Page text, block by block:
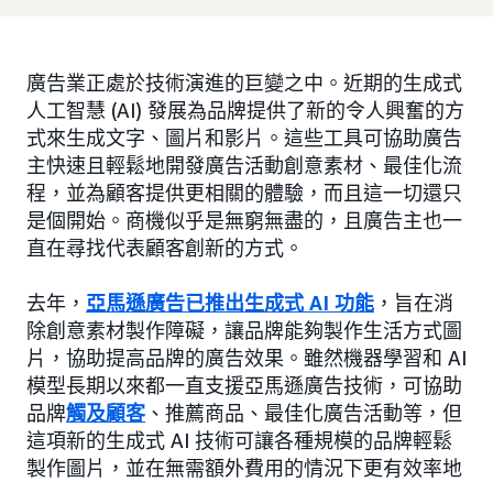
廣告業正處於技術演進的巨變之中。近期的生成式
人工智慧 (AI) 發展為品牌提供了新的令人興奮的方
式來生成文字、圖片和影片。這些工具可協助廣告
主快速且輕鬆地開發廣告活動創意素材、最佳化流
程，並為顧客提供更相關的體驗，而且這一切還只
是個開始。商機似乎是無窮無盡的，且廣告主也一
直在尋找代表顧客創新的方式。
去年， 亞馬遜廣告已推出生成式 AI 功能 ，旨在消
除創意素材製作障礙，讓品牌能夠製作生活方式圖
片，協助提高品牌的廣告效果。雖然機器學習和 AI
模型長期以來都一直支援亞馬遜廣告技術，可協助
品牌觸及顧客、推薦商品、最佳化廣告活動等，但
這項新的生成式 AI 技術可讓各種規模的品牌輕鬆
製作圖片，並在無需額外費用的情況下更有效率地